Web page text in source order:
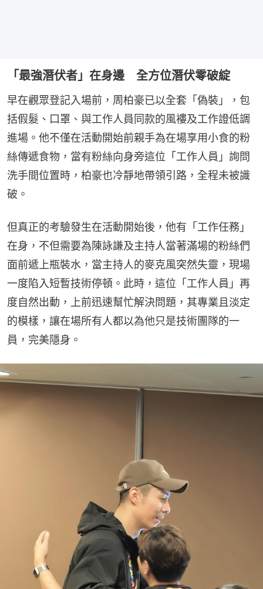
「最強潛伏者」在身邊 全方位潛伏零破綻
早在觀眾登記入場前，周柏豪已以全套「偽裝」，包
括假髮、口罩、與工作人員同款的風褸及工作證低調
進場。他不僅在活動開始前親手為在場享用小食的粉
絲傳遞食物，當有粉絲向身旁這位「工作人員」詢問
洗手間位置時，柏豪也冷靜地帶領引路，全程未被識
破。
但真正的考驗發生在活動開始後，他有「工作任務」
在身，不但需要為陳詠謙及主持人當著滿場的粉絲們
面前遞上瓶裝水，當主持人的麥克風突然失靈，現場
一度陷入短暫技術停頓。此時，這位「工作人員」再
度自然出動，上前迅速幫忙解決問題，其專業且淡定
的模樣，讓在場所有人都以為他只是技術團隊的一
員，完美隱身。